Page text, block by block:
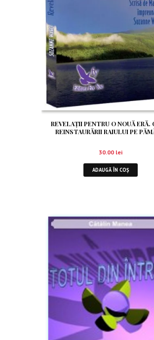
REVELAȚII PENTRU O NOUĂ ERĂ.
REINSTAURĂRII RAIULUI PE
30.00 lei
ADAUGĂ ÎN COȘ